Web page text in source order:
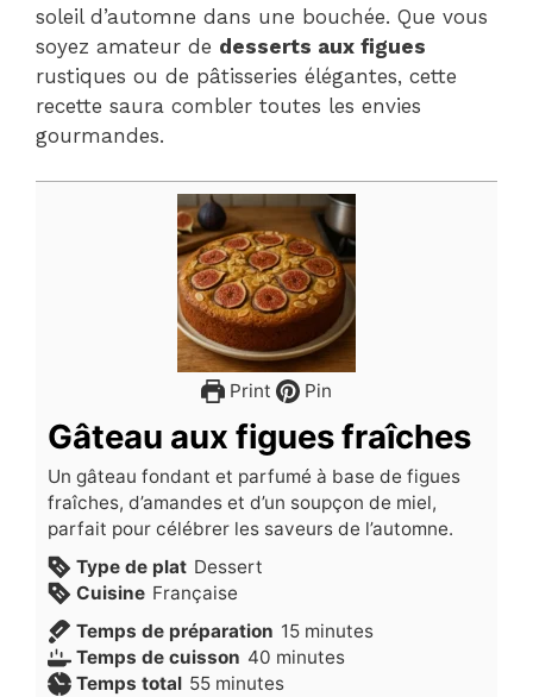
soleil d’automne dans une bouchée. Que vous
soyez amateur de desserts aux figues
rustiques ou de pâtisseries élégantes, cette
recette saura combler toutes les envies
gourmandes.
Print Pin
Gâteau aux figues fraîches
Un gâteau fondant et parfumé à base de figues
fraîches, d’amandes et d’un soupçon de miel,
parfait pour célébrer les saveurs de l’automne.
Type de plat Dessert
Cuisine Française
Temps de préparation 15minutes
minutes
Temps de cuisson 40minutes
minutes
Temps total 55minutes
minutes